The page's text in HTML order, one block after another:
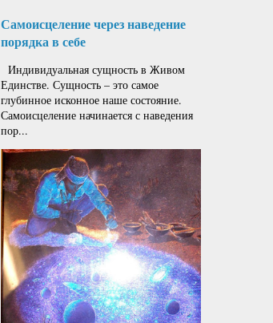
Самоисцеление через наведение
порядка в себе
Индивидуальная сущность в Живом
Единстве. Сущность – это самое
глубинное исконное наше состояние.
Самоисцеление начинается с наведения
пор...